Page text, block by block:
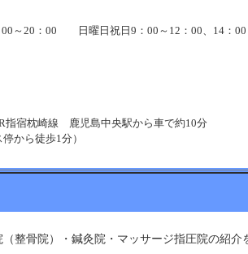
00～20：00 日曜日祝日9：00～12：00、14
指宿枕崎線 鹿児島中央駅から車で約10分
から徒歩1分）
（整骨院）・鍼灸院・マッサージ指圧院